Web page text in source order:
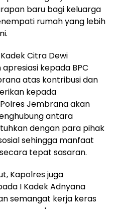
baru bagi keluarga
rumah yang lebih
Citra Dewi
kepada BPC
atas kontribusi dan
kepada
Jembrana akan
antara
dengan para pihak
sehingga manfaat
tepat sasaran.
Kapolres juga
I Kadek Adnyana
semangat kerja keras